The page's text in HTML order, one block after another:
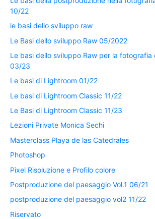
10/22
le basi dello sviluppo raw
Le Basi dello sviluppo Raw 05/2022
Le basi dello sviluppo Raw per la fotografia
03/23
Le basi di Lightroom 01/22
Le basi di Lightroom Classic 11/22
Le Basi di Lightroom Classic 11/23
Lezioni Private Monica Sechi
Masterclass Playa de las Catedrales
Photoshop
Pixel Risoluzione e Profilo colore
Postproduzione del paesaggio Vol.1 06/21
postproduzione del paesaggio vol2 11/22
Riservato